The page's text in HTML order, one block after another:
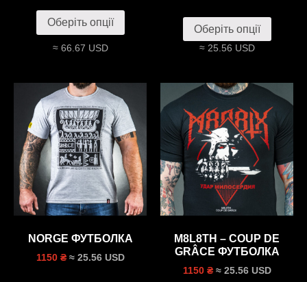
Оберіть опції
≈ 66.67 USD
Оберіть опції
≈ 25.56 USD
NORGE ФУТБОЛКА
1150 ₴ ≈ 25.56 USD
M8L8TH – COUP DE
GRÂCE ФУТБОЛКА
1150 ₴ ≈ 25.56 USD